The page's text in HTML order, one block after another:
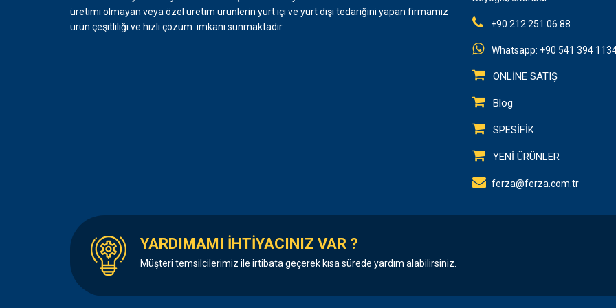
üretimi olmayan veya özel üretim ürünlerin yurt içi ve yurt dışı tedariğini yapan firmamız
ürün çeşitliliği ve hızlı çözüm imkanı sunmaktadır.
+90 212 251 06 88
Whatsapp: +90 541 394
ONLİNE SATIŞ
Blog
SPESİFİK
YENİ ÜRÜNLER
ferza@ferza.com.tr
YARDIMAMI İHTİYACINIZ VAR ?
Müşteri temsilcilerimiz ile irtibata geçerek kısa sürede yardım alabilirsiniz.